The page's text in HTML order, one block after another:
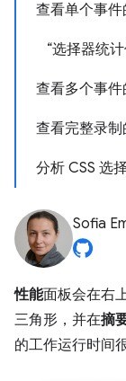
查看单个事
“选择器统
查看多个事
查看完整录
分析 CSS 选
Sofia
性能面板会在右
三角形，并在摘
的工作运行时间